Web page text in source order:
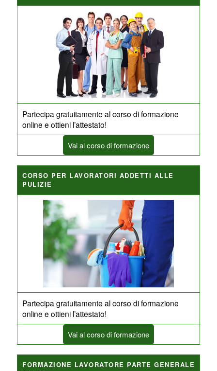
Partecipa gratuitamente al corso di formazione
online e ottieni l’attestato!
Vai al corso di formazione
CORSO PER LAVORATORI ADDETTI ALLE
PULIZIE
Partecipa gratuitamente al corso di formazione
online e ottieni l’attestato!
Vai al corso di formazione
FORMAZIONE LAVORATORE PARTE GENERALE